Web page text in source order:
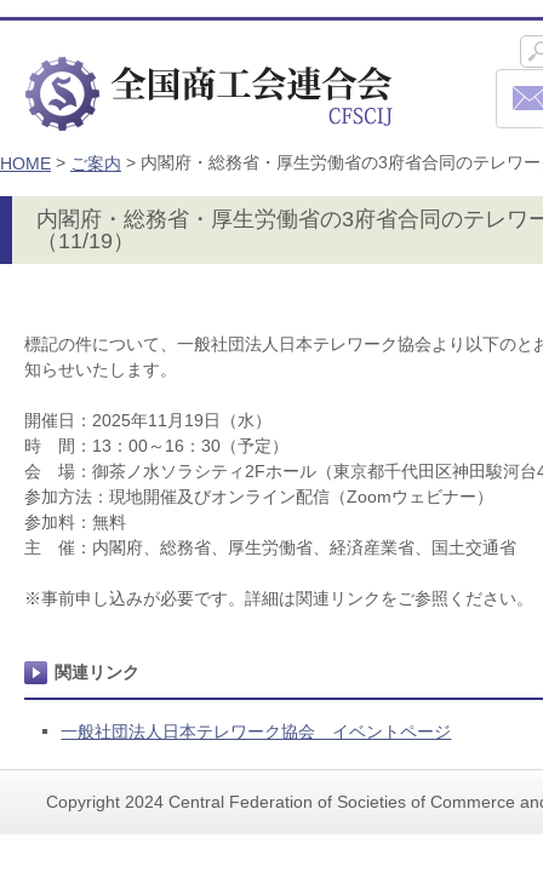
HOME > ご案内 > 内閣府・総務省・厚生労働省の3府省合同のテレワ
内閣府・総務省・厚生労働省の3府省合同のテレワ
（11/19）
標記の件について、一般社団法人日本テレワーク協会より以下のと
知らせいたします。
開催日：2025年11月19日（水）
時 間：13：00～16：30（予定）
会 場：御茶ノ水ソラシティ2Fホール（東京都千代田区神田駿河台
参加方法：現地開催及びオンライン配信（Zoomウェビナー）
参加料：無料
主 催：内閣府、総務省、厚生労働省、経済産業省、国土交通省
※事前申し込みが必要です。詳細は関連リンクをご参照ください。
関連リンク
一般社団法人日本テレワーク協会 イベントページ
Copyright 2024 Central Federation of Societies of Commerce